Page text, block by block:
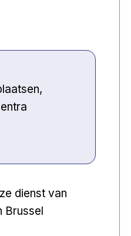
dienst van
Brussel